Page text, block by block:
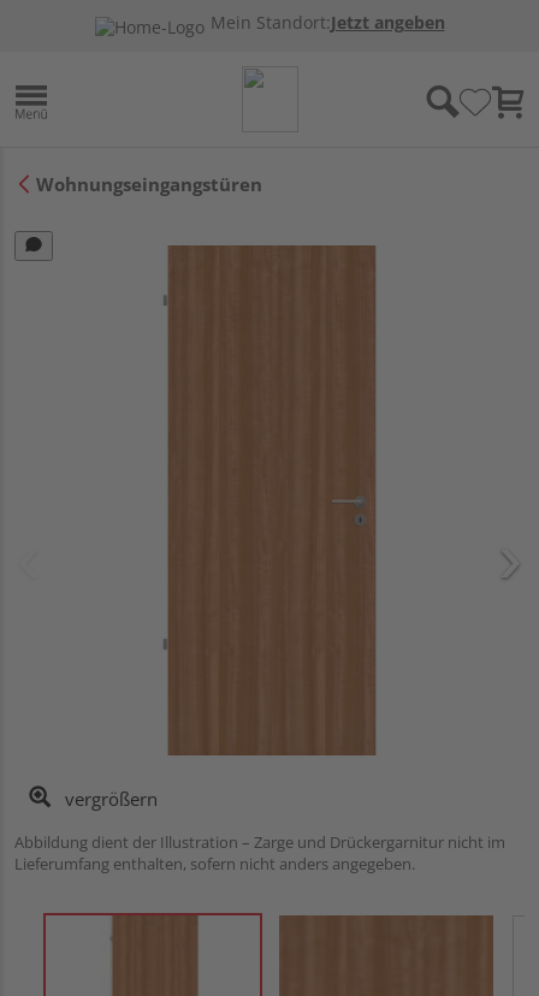
Mein Standort:Jetzt angeben
Wohnungseingangstüren
vergrößern
Abbildung dient der Illustration – Zarge und Drückergarnitur nicht im
Lieferumfang enthalten, sofern nicht anders angegeben.